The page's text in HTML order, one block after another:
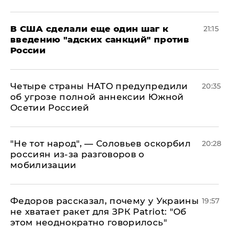
В США сделали еще один шаг к
введению "адских санкций" против
России
21:15
Четыре страны НАТО предупредили
об угрозе полной аннексии Южной
Осетии Россией
20:35
​"Не тот народ", — Соловьев оскорбил
россиян из-за разговоров о
мобилизации
20:28
Федоров рассказал, почему у Украины
не хватает ракет для ЗРК Patriot: "Об
этом неоднократно говорилось"
19:57